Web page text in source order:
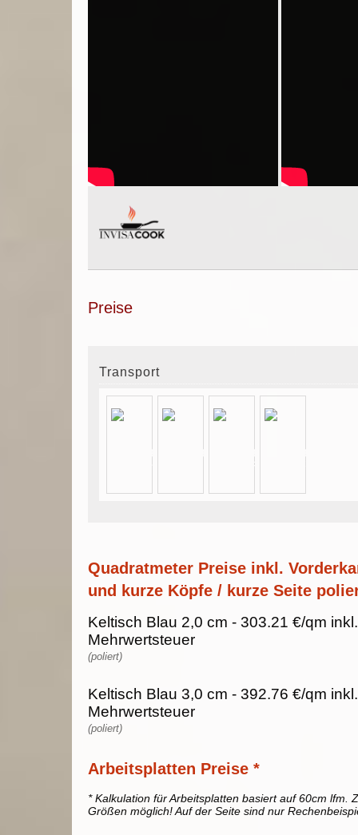
Preise
Transport
Quadratmeter Preise inkl.
und kurze Köpfe / kurze Seite
Keltisch Blau 2,0 cm - 303.21 €/qm
Mehrwertsteuer
(poliert)
Keltisch Blau 3,0 cm - 392.76 €/qm
Mehrwertsteuer
(poliert)
Arbeitsplatten Preise *
* Kalkulation für Arbeitsplatten basiert auf 60cm lfm.
Größen möglich! Auf der Seite sind nur